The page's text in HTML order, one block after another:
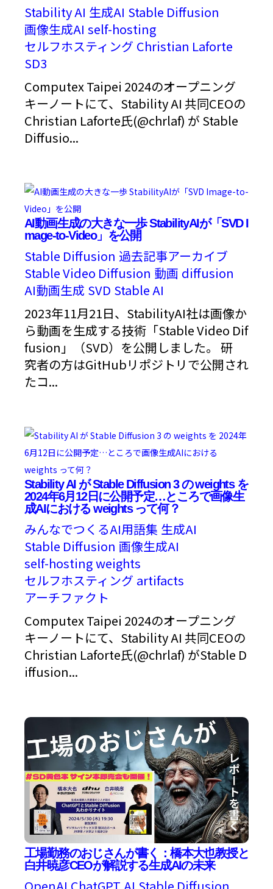
Stability AI 生成AI Stable Diffusion
画像生成AI self-hosting
セルフホスティング Christian Laforte
SD3
Computex Taipei 2024のオープニング
キーノートにて、Stability AI 共同CEOの
Christian Laforte氏(@chrlaf) が Stable
Diffusio...
AI動画生成の大きな一歩 StabilityAIが「SVD I
mage-to-Video」を公開
Stable Diffusion 過去記事アーカイブ
Stable Video Diffusion 動画 diffusion
AI動画生成 SVD Stable AI
2023年11月21日、StabilityAI社は画像か
ら動画を生成する技術「Stable Video Dif
fusion」（SVD）を公開しました。 研
究者の方はGitHubリポジトリで公開され
たコ...
Stability AI が Stable Diffusion 3 の weights を
2024年6月12日に公開予定…ところで画像生
成AIにおける weights って何？
みんなでつくるAI用語集 生成AI
Stable Diffusion 画像生成AI
self-hostingweights
セルフホスティング artifacts
アーチファクト
Computex Taipei 2024のオープニング
キーノートにて、Stability AI 共同CEOの
Christian Laforte氏(@chrlaf) がStable D
iffusion...
工場勤務のおじさんが書く：橋本大也教授と
白井暁彦CEOが解説する生成AIの未来